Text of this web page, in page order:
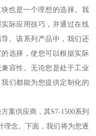
也是一个理想的选择。我
际应用技巧，并通过在线
。该系列产品中，我们还
选择，使您可以根据实际
容性。无论您是处于工业
们都能为您提供定制化的
供应商，其S7-1500系列
理念。下面，我们将为您逐